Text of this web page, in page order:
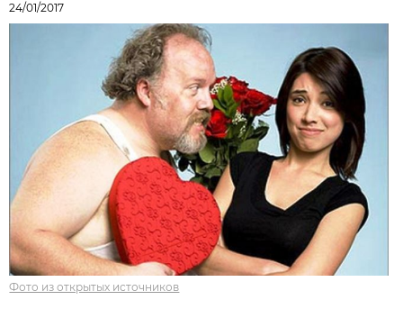
24/01/2017
Фото из открытых источников